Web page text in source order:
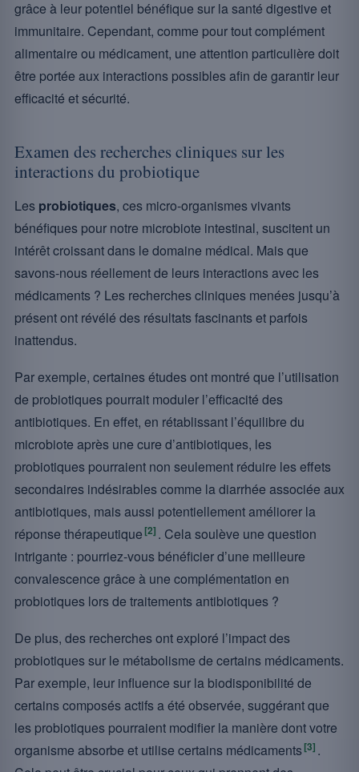
grâce à leur potentiel bénéfique sur la santé digestive et
immunitaire. Cependant, comme pour tout complément
alimentaire ou médicament, une attention particulière doit
être portée aux interactions possibles afin de garantir leur
efficacité et sécurité.
Examen des recherches cliniques sur les
interactions du probiotique
Les probiotiques, ces micro-organismes vivants
bénéfiques pour notre microbiote intestinal, suscitent un
intérêt croissant dans le domaine médical. Mais que
savons-nous réellement de leurs interactions avec les
médicaments ? Les recherches cliniques menées jusqu’à
présent ont révélé des résultats fascinants et parfois
inattendus.
Par exemple, certaines études ont montré que l’utilisation
de probiotiques pourrait moduler l’efficacité des
antibiotiques. En effet, en rétablissant l’équilibre du
microbiote après une cure d’antibiotiques, les
probiotiques pourraient non seulement réduire les effets
secondaires indésirables comme la diarrhée associée aux
antibiotiques, mais aussi potentiellement améliorer la
réponse thérapeutique [2] . Cela soulève une question
intrigante : pourriez-vous bénéficier d’une meilleure
convalescence grâce à une complémentation en
probiotiques lors de traitements antibiotiques ?
De plus, des recherches ont exploré l’impact des
probiotiques sur le métabolisme de certains médicaments.
Par exemple, leur influence sur la biodisponibilité de
certains composés actifs a été observée, suggérant que
les probiotiques pourraient modifier la manière dont votre
organisme absorbe et utilise certains médicaments[3] .